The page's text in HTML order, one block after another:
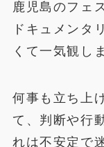
鹿児島のフェ
ドキュメンタ
くて一気観し
何事も立ち上
て、判断や行
れは不安定で